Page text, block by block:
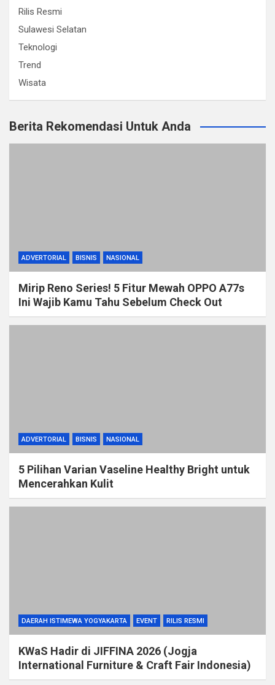
Rilis Resmi
Sulawesi Selatan
Teknologi
Trend
Wisata
Berita Rekomendasi Untuk Anda
ADVERTORIAL BISNIS NASIONAL
Mirip Reno Series! 5 Fitur Mewah OPPO A77s
Ini Wajib Kamu Tahu Sebelum Check Out
ADVERTORIAL BISNIS NASIONAL
5 Pilihan Varian Vaseline Healthy Bright untuk
Mencerahkan Kulit
DAERAH ISTIMEWA YOGYAKARTA EVENT RILIS RESMI
KWaS Hadir di JIFFINA 2026 (Jogja
International Furniture & Craft Fair Indonesia)